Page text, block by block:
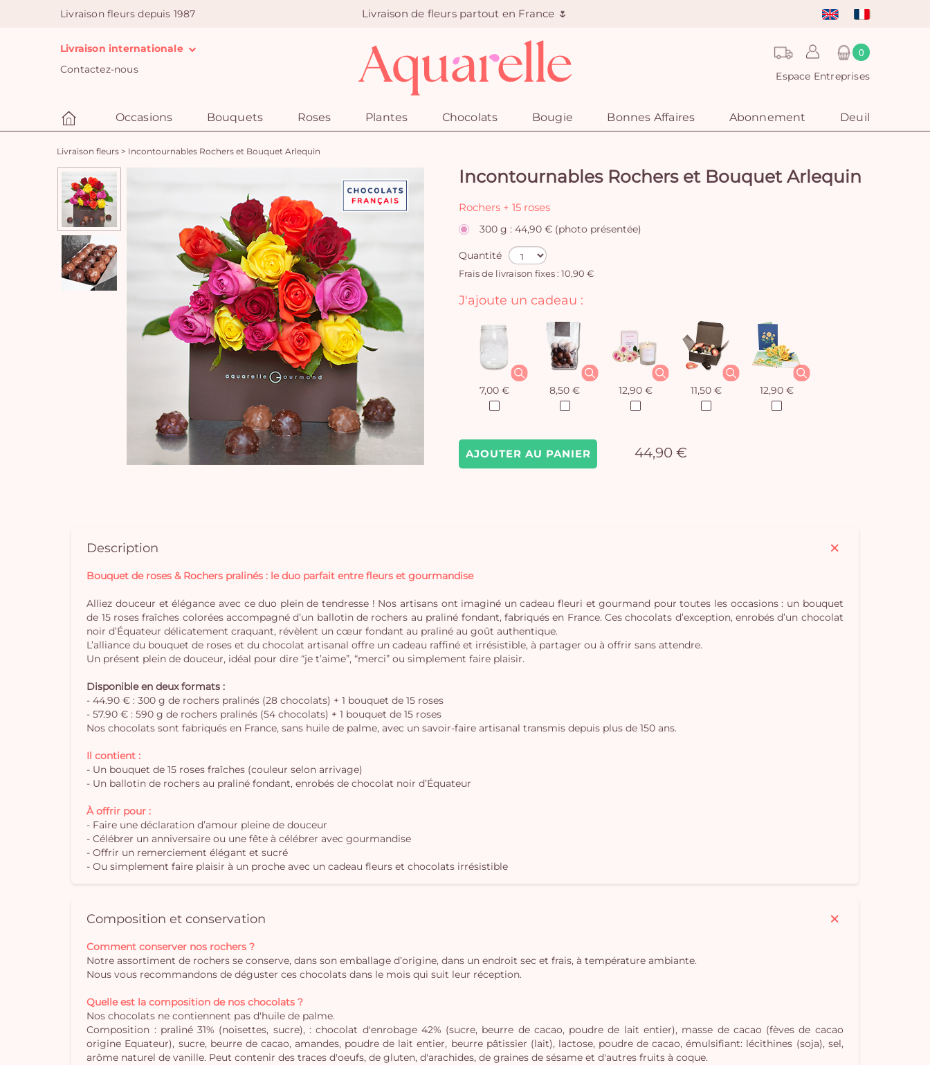
Livraison fleurs depuis 1987 Livraison de fleurs partout en France 🌷
Livraison internationale
Contactez-nous
0
Espace Entreprises
Occasions Bouquets Roses Plantes Chocolats Bougie Bonnes Affaires Abonnement Deuil
Livraison fleurs > Incontournables Rochers et Bouquet Arlequin
Incontournables Rochers et Bouquet Arlequin
Rochers + 15 roses
300 g : 44,90 € (photo présentée)
Quantité
Frais de livraison fixes : 10,90 €
AJOUTER AU PANIER 44,90 €
J'ajoute un cadeau :
7,00 € 8,50 € 12,90 € 11,50 € 12,90 €
Description
Bouquet de roses & Rochers pralinés : le duo parfait entre fleurs et gourmandise
Alliez douceur et élégance avec ce duo plein de tendresse ! Nos artisans ont imaginé un cadeau fleuri et gourmand pour toutes les occasions : un bouquet
de 15 roses fraîches colorées accompagné d’un ballotin de rochers au praliné fondant, fabriqués en France. Ces chocolats d’exception, enrobés d’un chocolat
noir d’Équateur délicatement craquant, révèlent un cœur fondant au praliné au goût authentique.
L’alliance du bouquet de roses et du chocolat artisanal offre un cadeau raffiné et irrésistible, à partager ou à offrir sans attendre.
Un présent plein de douceur, idéal pour dire “je t’aime”, “merci” ou simplement faire plaisir.
Disponible en deux formats :
- 44.90 € : 300 g de rochers pralinés (28 chocolats) + 1 bouquet de 15 roses
- 57.90 € : 590 g de rochers pralinés (54 chocolats) + 1 bouquet de 15 roses
Nos chocolats sont fabriqués en France, sans huile de palme, avec un savoir-faire artisanal transmis depuis plus de 150 ans.
Il contient :
- Un bouquet de 15 roses fraîches (couleur selon arrivage)
- Un ballotin de rochers au praliné fondant, enrobés de chocolat noir d’Équateur
À offrir pour :
- Faire une déclaration d’amour pleine de douceur
- Célébrer un anniversaire ou une fête à célébrer avec gourmandise
- Offrir un remerciement élégant et sucré
- Ou simplement faire plaisir à un proche avec un cadeau fleurs et chocolats irrésistible
Composition et conservation
Comment conserver nos rochers ?
Notre assortiment de rochers se conserve, dans son emballage d’origine, dans un endroit sec et frais, à température ambiante.
Nous vous recommandons de déguster ces chocolats dans le mois qui suit leur réception.
Quelle est la composition de nos chocolats ?
Nos chocolats ne contiennent pas d'huile de palme.
Composition : praliné 31% (noisettes, sucre), : chocolat d'enrobage 42% (sucre, beurre de cacao, poudre de lait entier), masse de cacao (fèves de cacao
origine Equateur), sucre, beurre de cacao, amandes, poudre de lait entier, beurre pâtissier (lait), lactose, poudre de cacao, émulsifiant: lécithines (soja), sel,
arôme naturel de vanille. Peut contenir des traces d'oeufs, de gluten, d'arachides, de graines de sésame et d'autres fruits à coque.